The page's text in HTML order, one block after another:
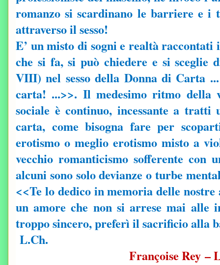
romanzo si scardinano le barriere e i
attraverso il sesso!
E’ un misto di sogni e realtà
che si fa, si può chiedere e si sceglie
VIII) nel sesso della Donna di Carta
carta! ...>>. Il medesimo ritmo della
sociale è continuo, incessante a
carta, come bisogna fare per
erotismo o meglio erotismo misto a
vecchio romanticismo sofferente con
alcuni sono solo devianze o turbe
<<Te lo dedico in memoria delle
un amore che non si arrese mai alle
troppo sincero, preferì il sacrificio alla
L.Ch.
Françoise Rey–